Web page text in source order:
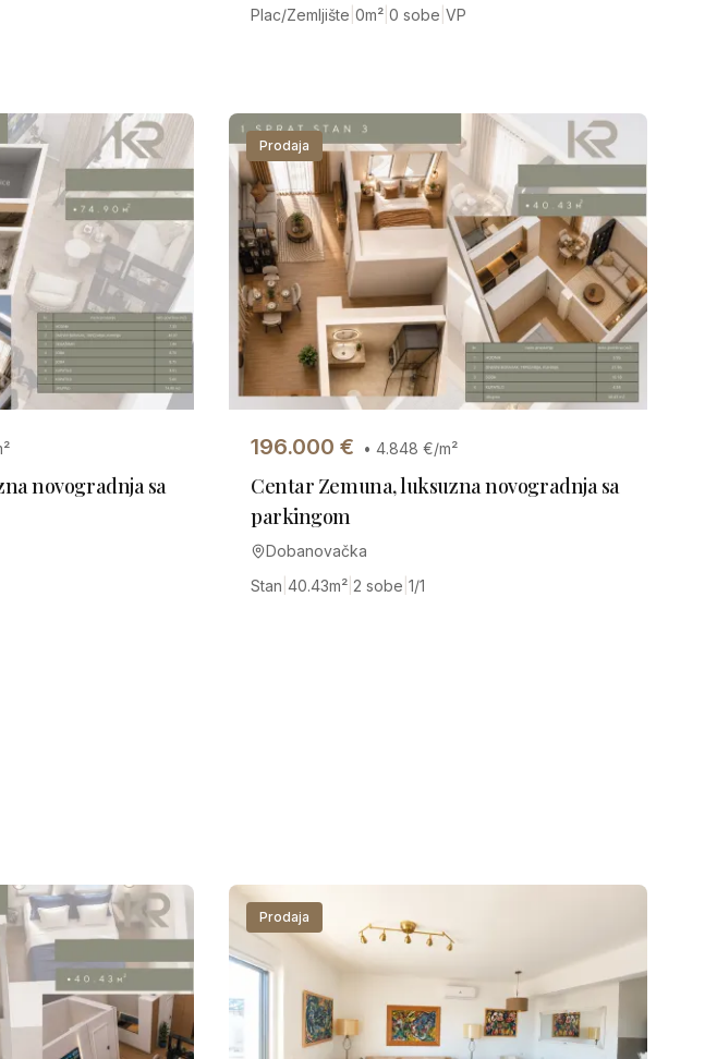
Plac/Zemljište 0m² 0 sobe VP
novogradnja sa
Prodaja
196.000 € • 4.848 €/m²
Centar Zemuna, luksuzna novogradnja sa
parkingom
Dobanovačka
Stan 40.43m² 2 sobe 1/1
Prodaja